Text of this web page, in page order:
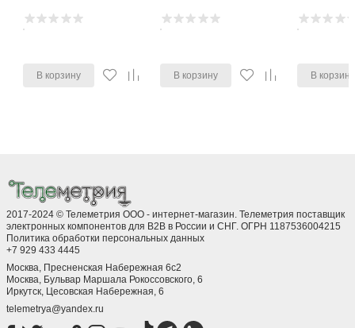
В корзину В корзину В корзину
2017-2024 © Телеметрия ООО - интернет-магазин. Телеметрия поставщик
электронных компонентов для B2B в России и СНГ. ОГРН 1187536004215
Политика обработки персональных данных
+7 929 433 4445
Москва, Пресненская Набережная 6с2
Москва, ​Бульвар Маршала Рокоссовского, 6
Иркутск, ​Цесовская Набережная, 6
telemetrya@yandex.ru